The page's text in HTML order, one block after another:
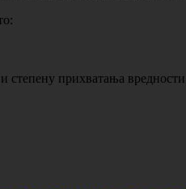
прихватања